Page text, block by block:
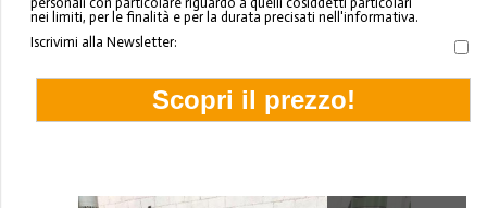
nei limiti, per le finalità e per la durata precisati nell'informativa.
Iscrivimi alla Newsletter: